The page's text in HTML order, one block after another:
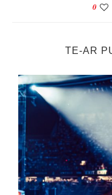
0
TE-AR